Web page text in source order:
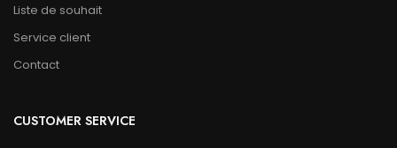
Liste de souhait
Service client
Contact
CUSTOMER SERVICE